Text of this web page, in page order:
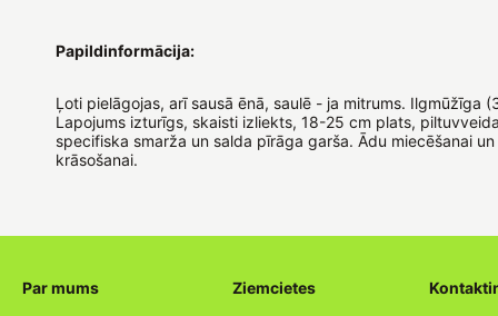
Papildinformācija:
Ļoti pielāgojas, arī sausā ēnā, saulē - ja mitrums. Ilgmūžīga
Lapojums izturīgs, skaisti izliekts, 18-25 cm plats,
specifiska smarža un salda pīrāga garša. Ādu miecēšanai
krāsošanai.
Par mums Ziemcietes